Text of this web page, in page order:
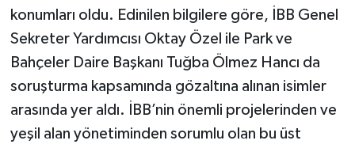
konumları oldu. Edinilen bilgilere göre, İBB Genel
Sekreter Yardımcısı Oktay Özel ile Park ve
Bahçeler Daire Başkanı Tuğba Ölmez Hancı da
soruşturma kapsamında gözaltına alınan isimler
arasında yer aldı. İBB’nin önemli projelerinden ve
yeşil alan yönetiminden sorumlu olan bu üst